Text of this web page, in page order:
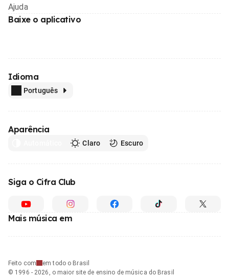
Ajuda
Baixe o aplicativo
Idioma
Português
Aparência
Claro Escuro
Siga o Cifra Club
Mais música em
Feito com
em todo o Brasil
© 1996 - 2026, o maior site de ensino de música do Brasil